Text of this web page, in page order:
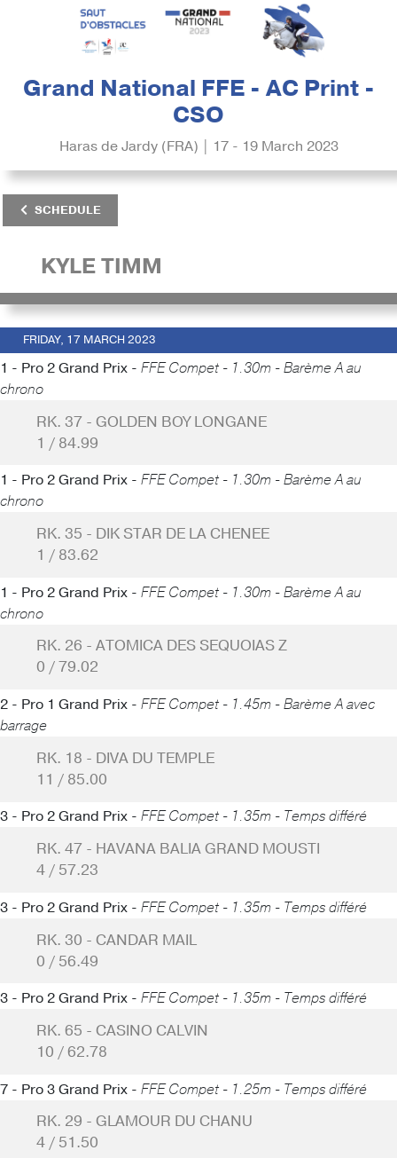
Grand National FFE - AC Print -
CSO
Haras de Jardy (FRA) | 17 - 19 March 2023
SCHEDULE
KYLE TIMM
FRIDAY, 17 MARCH 2023
1 - Pro 2 Grand Prix - FFE Compet - 1.30m - Barème A au
chrono
RK. 37 - GOLDEN BOY LONGANE
1 / 84.99
1 - Pro 2 Grand Prix - FFE Compet - 1.30m - Barème A au
chrono
RK. 35 - DIK STAR DE LA CHENEE
1 / 83.62
1 - Pro 2 Grand Prix - FFE Compet - 1.30m - Barème A au
chrono
RK. 26 - ATOMICA DES SEQUOIAS Z
0 / 79.02
2 - Pro 1 Grand Prix - FFE Compet - 1.45m - Barème A avec
barrage
RK. 18 - DIVA DU TEMPLE
11 / 85.00
3 - Pro 2 Grand Prix - FFE Compet - 1.35m - Temps différé
RK. 47 - HAVANA BALIA GRAND MOUSTI
4 / 57.23
3 - Pro 2 Grand Prix - FFE Compet - 1.35m - Temps différé
RK. 30 - CANDAR MAIL
0 / 56.49
3 - Pro 2 Grand Prix - FFE Compet - 1.35m - Temps différé
RK. 65 - CASINO CALVIN
10 / 62.78
7 - Pro 3 Grand Prix - FFE Compet - 1.25m - Temps différé
RK. 29 - GLAMOUR DU CHANU
4 / 51.50